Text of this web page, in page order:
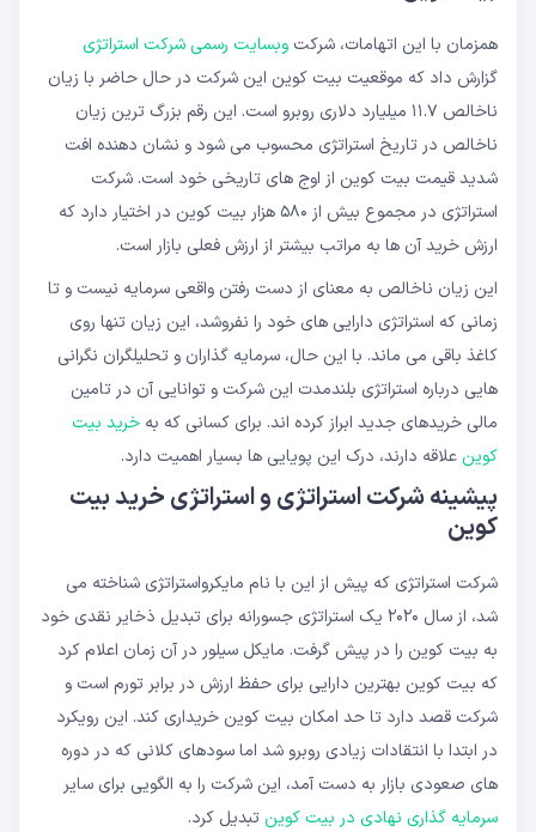
همزمان با این اتهامات، شرکت وبسایت رسمی شرکت استراتژی
گزارش داد که موقعیت بیت کوین این شرکت در حال حاضر با زیان
ناخالص ۱۱.۷ میلیارد دلاری روبرو است. این رقم بزرگ ترین زیان
ناخالص در تاریخ استراتژی محسوب می شود و نشان دهنده افت
شدید قیمت بیت کوین از اوج های تاریخی خود است. شرکت
استراتژی در مجموع بیش از ۵۸۰ هزار بیت کوین در اختیار دارد که
ارزش خرید آن ها به مراتب بیشتر از ارزش فعلی بازار است.
این زیان ناخالص به معنای از دست رفتن واقعی سرمایه نیست و تا
زمانی که استراتژی دارایی های خود را نفروشد، این زیان تنها روی
کاغذ باقی می ماند. با این حال، سرمایه گذاران و تحلیلگران نگرانی
هایی درباره استراتژی بلندمدت این شرکت و توانایی آن در تامین
مالی خریدهای جدید ابراز کرده اند. برای کسانی که به خرید بیت
کوین علاقه دارند، درک این پویایی ها بسیار اهمیت دارد.
پیشینه شرکت استراتژی و استراتژی خرید بیت
کوین
شرکت استراتژی که پیش از این با نام مایکرواستراتژی شناخته می
شد، از سال ۲۰۲۰ یک استراتژی جسورانه برای تبدیل ذخایر نقدی خود
به بیت کوین را در پیش گرفت. مایکل سیلور در آن زمان اعلام کرد
که بیت کوین بهترین دارایی برای حفظ ارزش در برابر تورم است و
شرکت قصد دارد تا حد امکان بیت کوین خریداری کند. این رویکرد
در ابتدا با انتقادات زیادی روبرو شد اما سودهای کلانی که در دوره
های صعودی بازار به دست آمد، این شرکت را به الگویی برای سایر
سرمایه گذاری نهادی در بیت کوین تبدیل کرد.